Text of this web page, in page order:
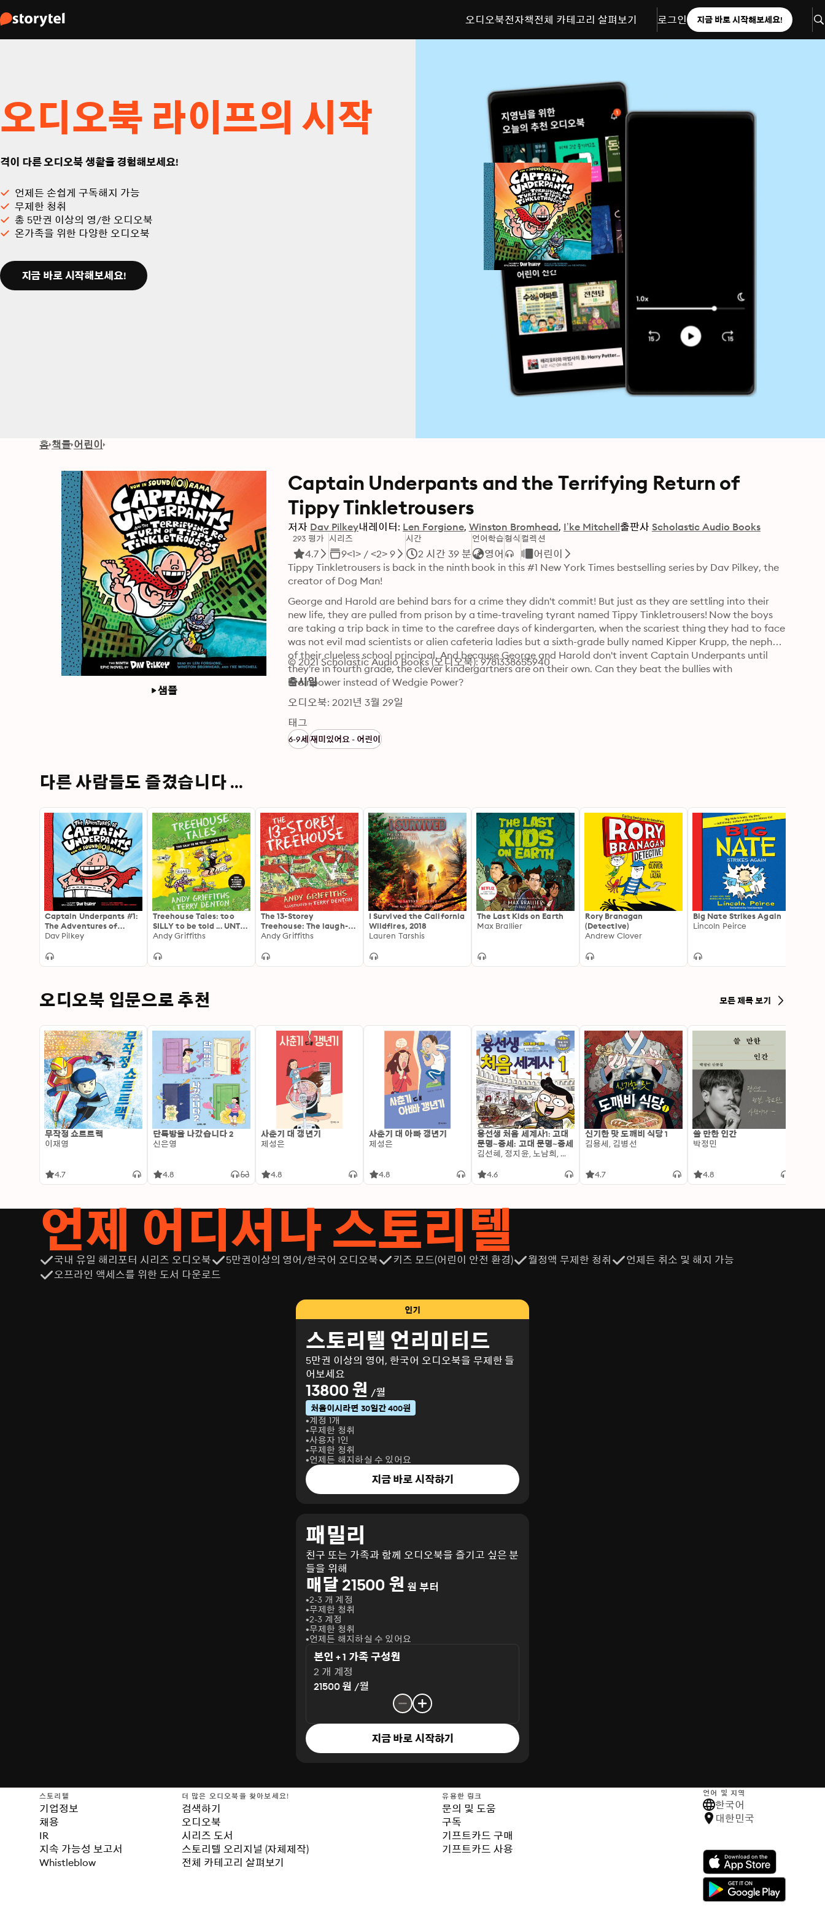
오디오북전자책전체 카테고리 살펴보기 로그인 지금 바로 시작해보세요!
오디오북 라이프의 시작
격이 다른 오디오북 생활을 경험해보세요!
언제든 손쉽게 구독해지 가능
무제한 청취
총 5만권 이상의 영/한 오디오북
온가족을 위한 다양한 오디오북
지금 바로 시작해보세요!
홈 책들 어린이
샘플
Captain Underpants and the Terrifying Return of
Tippy Tinkletrousers
저자 Dav Pilkey내레이터: Len Forgione Winston Bromhead I’ke Mitchell출판사 Scholastic Audio Books
293 평가
4.7
시리즈
9<1> / <2> 9
시간
2 시간 39 분
언어학습
영어
형식 컬렉션
어린이
Tippy Tinkletrousers is back in the ninth book in this #1 New York Times bestselling series by Dav Pilkey, the
creator of Dog Man!
George and Harold are behind bars for a crime they didn't commit! But just as they are settling into their
new life, they are pulled from prison by a time-traveling tyrant named Tippy Tinkletrousers! Now the boys
are taking a trip back in time to the carefree days of kindergarten, when the scariest thing they had to face
was not evil mad scientists or alien cafeteria ladies but a sixth-grade bully named Kipper Krupp, the nephew
of their clueless school principal. And because George and Harold don't invent Captain Underpants until
they're in fourth grade, the clever kindergartners are on their own. Can they beat the bullies with
brainpower instead of Wedgie Power?
© 2021 Scholastic Audio Books (오디오북): 9781338655940
출시일
오디오북: 2021년 3월 29일
태그
6-9세재미있어요 - 어린이
다른 사람들도 즐겼습니다 ...
Captain Underpants #1:
The Adventures of
Captain Underpants
Dav Pilkey
Treehouse Tales: too
SILLY to be told ... UNTIL
NOW!: the bestselling
Andy Griffiths
The 13-Storey
Treehouse: The laugh-
out-loud adventure, full
illustrations
Andy Griffiths
I Survived the California
Wildfires, 2018
Lauren Tarshis
The Last Kids on Earth
Max Brallier
Rory Branagan
(Detective)
Andrew Clover
Big Nate Strikes Again
Lincoln Peirce
오디오북 입문으로 추천 모든 제목 보기
무작정 쇼트트랙
이재영
4.7
단톡방을 나갔습니다 2
신은영
4.8
사춘기 대 갱년기
제성은
4.8
사춘기 대 아빠 갱년기
제성은
4.8
용선생 처음 세계사1: 고대
문명~중세: 고대 문명~중세
김선혜, 정지윤, 노남희, 뭉선생, 윤효식, 이우일, 김선빈, 사회평론 역사연구소
4.6
신기한 맛 도깨비 식당 1
김용세, 김병선
4.7
쓸 만한 인간
박정민
4.8
언제 어디서나 스토리텔
국내 유일 해리포터 시리즈 오디오북 5만권이상의 영어/한국어 오디오북 키즈 모드(어린이 안전 환경) 월정액 무제한 청취
언제든 취소 및 해지 가능
오프라인 액세스를 위한 도서 다운로드
인기
스토리텔 언리미티드
5만권 이상의 영어, 한국어 오디오북을 무제한 들
어보세요
13800 원 /월
처음이시라면 30일간 400원
계정 1개
무제한 청취
사용자 1인
무제한 청취
언제든 해지하실 수 있어요
지금 바로 시작하기
패밀리
친구 또는 가족과 함께 오디오북을 즐기고 싶은 분
들을 위해
매달 21500 원 원 부터
2-3 개 계정
무제한 청취
2-3 계정
무제한 청취
언제든 해지하실 수 있어요
본인 + 1 가족 구성원
2 개 계정
21500 원 /월
지금 바로 시작하기
스토리텔
기업정보
채용
IR
지속 가능성 보고서
Whistleblow
더 많은 오디오북을 찾아보세요!
검색하기
오디오북
시리즈 도서
스토리텔 오리지널 (자체제작)
전체 카테고리 살펴보기
유용한 링크
문의 및 도움
구독
기프트카드 구매
기프트카드 사용
언어 및 지역
한국어
대한민국